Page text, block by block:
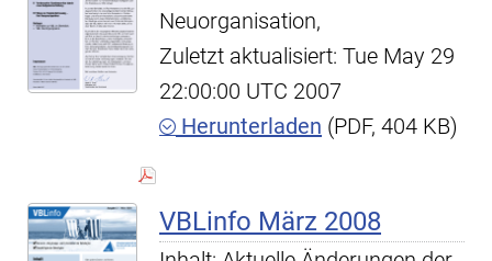
Neuorganisation,
Zuletzt aktualisiert: Tue May 29
22:00:00 UTC 2007
Herunterladen (PDF, 404 KB)
VBLinfo März 2008